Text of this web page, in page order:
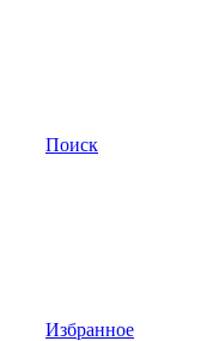
Поиск
Избранное